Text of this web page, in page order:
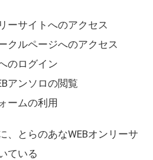
ーサイトへのアクセス
クルページへのアクセス
のログイン
アンソロの閲覧
ームの利用
、とらのあなWEBオンリーサ
ている